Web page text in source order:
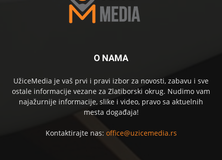
O NAMA
UžiceMedia je vaš prvi i pravi izbor za novosti, zabavu i sve
ostale informacije vezane za Zlatiborski okrug. Nudimo vam
najažurnije informacije, slike i video, pravo sa aktuelnih
mesta događaja!
Kontaktirajte nas: office@uzicemedia.rs